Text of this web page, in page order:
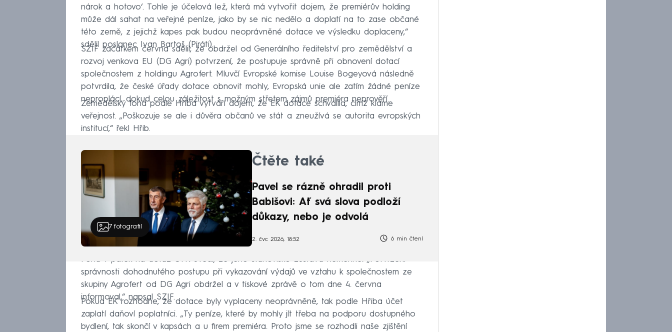
nárok a hotovo‘. Tohle je účelová lež, která má vytvořit dojem, že premiérův holding
může dál sahat na veřejné peníze, jako by se nic nedělo a doplatí na to zase občané
této země, z jejichž kapes pak budou neoprávněné dotace ve výsledku doplaceny,“
sdělil poslanec Ivan Bartoš (Piráti).
SZIF začátkem června sdělil, že obdržel od Generálního ředitelství pro zemědělství a
rozvoj venkova EU (DG Agri) potvrzení, že postupuje správně při obnovení dotací
společnostem z holdingu Agrofert. Mluvčí Evropské komise Louise Bogeyová následně
potvrdila, že české úřady dotace obnovit mohly, Evropská unie ale zatím žádné peníze
neproplácí, dokud celou záležitost s možným střetem zájmů premiéra neprověří.
Zemědělský fond podle Hřiba vytváří dojem, že EK dotace schválila, čímž klame
veřejnost. „Poškozuje se ale i důvěra občanů ve stát a zneužívá se autorita evropských
institucí,“ řekl Hřib.
7 fotografií
Čtěte také
Pavel se rázně ohradil proti
Babišovi: Ať svá slova podloží
důkazy, nebo je odvolá
2. čvc 2026, 18:52 6 min čtení
Fond v pátek na dotaz ČTK uvedl, že jeho stanovisko zůstává neměnné. „Potvrzení
správnosti dohodnutého postupu při vykazování výdajů ve vztahu k společnostem ze
skupiny Agrofert od DG Agri obdržel a v tiskové zprávě o tom dne 4. června
informoval,“ napsal SZIF.
Pokud EK rozhodne, že dotace byly vyplaceny neoprávněně, tak podle Hřiba účet
zaplatí daňoví poplatníci. „Ty peníze, které by mohly jít třeba na podporu dostupného
bydlení, tak skončí v kapsách a u firem premiéra. Proto jsme se rozhodli naše zjištění